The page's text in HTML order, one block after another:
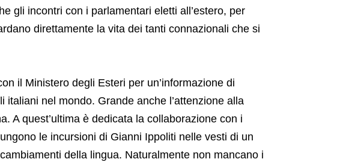
gli incontri con i parlamentari eletti all’estero, per
direttamente la vita dei tanti connazionali che si
il Ministero degli Esteri per un’informazione di
nel mondo. Grande anche l’attenzione alla
A quest’ultima è dedicata la collaborazione con i
le incursioni di Gianni Ippoliti nelle vesti di un
della lingua. Naturalmente non mancano i